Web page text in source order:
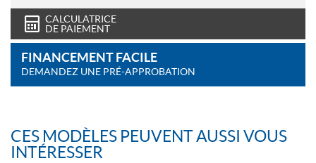
CALCULATRICE
DE PAIEMENT
FINANCEMENT FACILE
DEMANDEZ UNE PRÉ-APPROBATION
CES MODÈLES PEUVENT AUSSI VOUS
INTÉRESSER